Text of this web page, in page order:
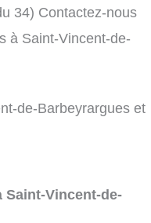
34) Contactez-nous
à Saint-Vincent-de-
de-Barbeyrargues et
Saint-Vincent-de-